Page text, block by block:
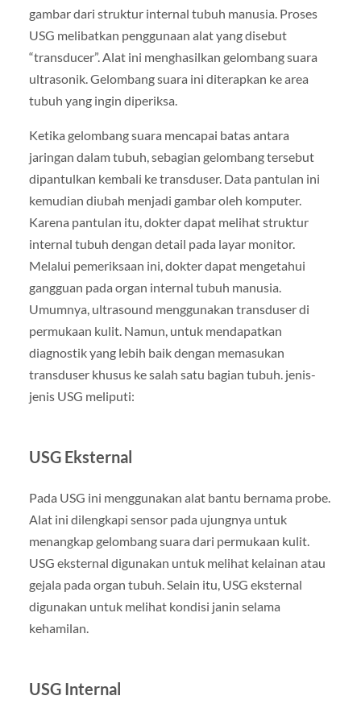
gambar dari struktur internal tubuh manusia. Proses
USG melibatkan penggunaan alat yang disebut
“transducer”. Alat ini menghasilkan gelombang suara
ultrasonik. Gelombang suara ini diterapkan ke area
tubuh yang ingin diperiksa.
Ketika gelombang suara mencapai batas antara
jaringan dalam tubuh, sebagian gelombang tersebut
dipantulkan kembali ke transduser. Data pantulan ini
kemudian diubah menjadi gambar oleh komputer.
Karena pantulan itu, dokter dapat melihat struktur
internal tubuh dengan detail pada layar monitor.
Melalui pemeriksaan ini, dokter dapat mengetahui
gangguan pada organ internal tubuh manusia.
Umumnya, ultrasound menggunakan transduser di
permukaan kulit. Namun, untuk mendapatkan
diagnostik yang lebih baik dengan memasukan
transduser khusus ke salah satu bagian tubuh. jenis-
jenis USG meliputi:
USG Eksternal
Pada USG ini menggunakan alat bantu bernama probe.
Alat ini dilengkapi sensor pada ujungnya untuk
menangkap gelombang suara dari permukaan kulit.
USG eksternal digunakan untuk melihat kelainan atau
gejala pada organ tubuh. Selain itu, USG eksternal
digunakan untuk melihat kondisi janin selama
kehamilan.
USG Internal